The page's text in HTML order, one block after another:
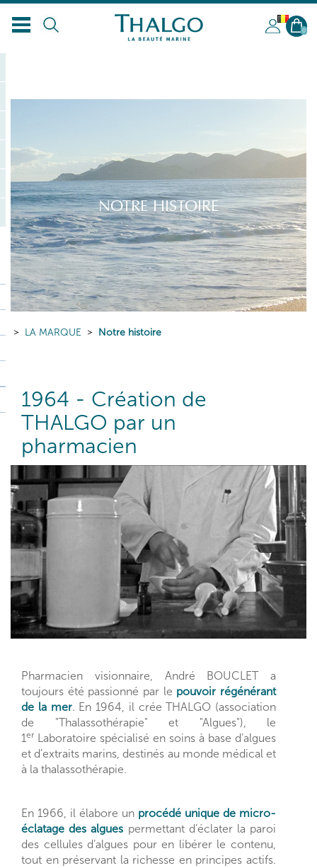
BL
0
NOTRE HISTOIRE
LA MARQUE Notre histoire
1964 - Création de
THALGO par un
pharmacien
Pharmacien visionnaire, André BOUCLET a
toujours été passionné par le pouvoir régénérant
de la mer. En 1964, il crée THALGO (association
de "Thalassothérapie" et "Algues"), le
1er Laboratoire spécialisé en soins à base d’algues
et d’extraits marins, destinés au monde médical et
à la thalassothérapie.
En 1966, il élabore un procédé unique de micro-
éclatage des algues permettant d’éclater la paroi
des cellules d’algues pour en libérer le contenu,
tout en préservant la richesse en principes actifs.